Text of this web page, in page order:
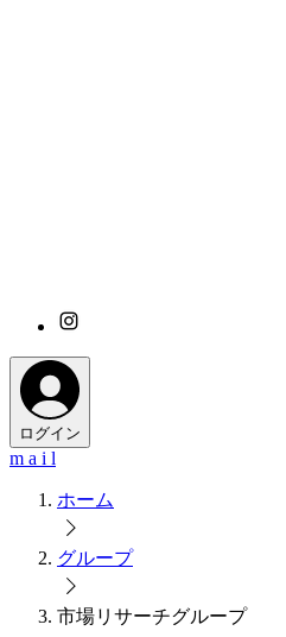
ログイン
m a i l
ホーム
グループ
市場リサーチグループ